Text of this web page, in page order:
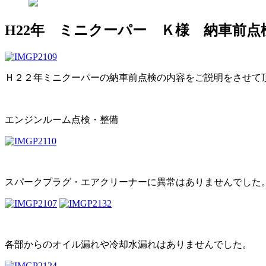
H22年 ミニクーパー Ｋ様 納車前点
Ｈ２２年ミニクーパーの納車前点検の内容をご説明をさせて
エンジンルーム点検・整備
スパークプラグ・エアクリーナーに異常はありませんでした。
各部からのオイル漏れや冷却水漏れはありませんでした。